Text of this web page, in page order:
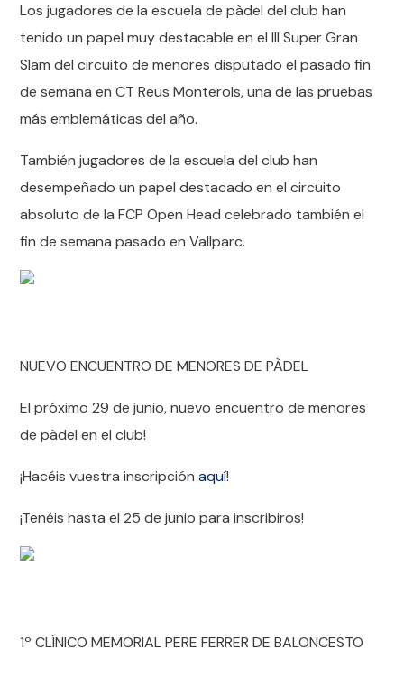
Los jugadores de la escuela de pàdel del club han
tenido un papel muy destacable en el III Super Gran
Slam del circuito de menores disputado el pasado fin
de semana en CT Reus Monterols, una de las pruebas
más emblemáticas del año.
También jugadores de la escuela del club han
desempeñado un papel destacado en el circuito
absoluto de la FCP Open Head celebrado también el
fin de semana pasado en Vallparc.
NUEVO ENCUENTRO DE MENORES DE PÀDEL
El próximo 29 de junio, nuevo encuentro de menores
de pàdel en el club!
¡Hacéis vuestra inscripciónaquí!
¡Tenéis hasta el 25 de junio para inscribiros!
1º CLÍNICO MEMORIAL PERE FERRER DE BALONCESTO